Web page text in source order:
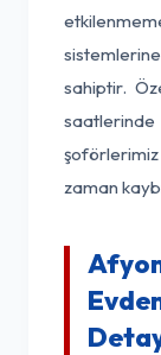
sahiptir.
zaman